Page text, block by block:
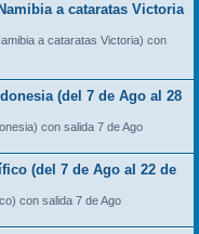
a cataratas Victoria
a cataratas Victoria) con
(del 7 de Ago al 28
con salida 7 de Ago
(del 7 de Ago al 22 de
con salida 7 de Ago